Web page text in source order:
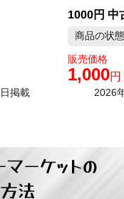
掲載
1000円 中
商品の状
販売価格
1,000円
2026
マーケットの
法